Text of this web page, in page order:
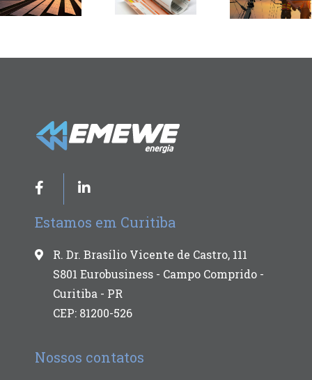
Estamos em Curitiba
R. Dr. Brasílio Vicente de Castro, 111
S801 Eurobusiness - Campo Comprido -
Curitiba - PR
CEP: 81200-526
Nossos contatos